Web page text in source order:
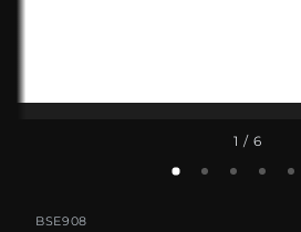
1 / 6
BSE908